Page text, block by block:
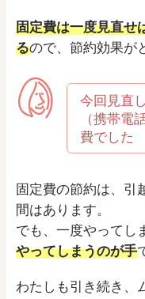
固定費は一度見直せ
るので、節約効果が
今回見直
（携帯電
費でした
固定費の節約は、引
間はあります。
でも、一度やってし
やってしまうのが手
わたしも引き続き、